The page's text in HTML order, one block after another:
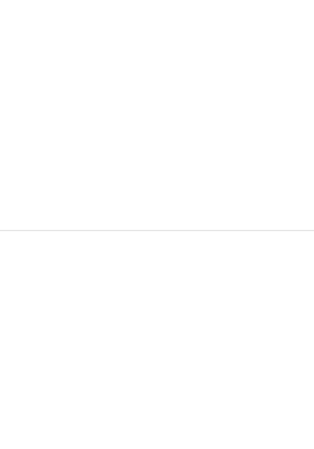
обуви практически не
опубликованы в аналитическом
выпуска, соответствует
и кроссовок обтекаемой
еще и…